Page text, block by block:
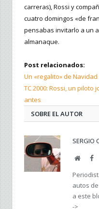
carreras), Rossi y
cuatro domingos «de
pensabas invitarlo a un
almanaque.
Post relacionados:
Un «regalito» de Navidad
TC 2000: Rossi, un piloto
antes
SOBRE EL AUTOR
SERGIO
Web
autos
a este
->